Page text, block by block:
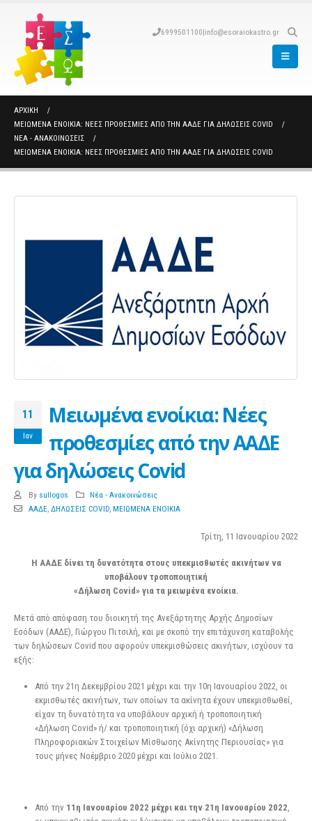
6999501100|info@esoraiokastro.gr
ΑΡΧΙΚΉ
ΜΕΙΩΜΈΝΑ ΕΝΟΊΚΙΑ: ΝΈΕΣ ΠΡΟΘΕΣΜΊΕΣ ΑΠΌ ΤΗΝ ΑΑΔΕ ΓΙΑ ΔΗΛΏΣΕΙΣ COVID
ΝΈΑ - ΑΝΑΚΟΙΝΏΣΕΙΣ
ΜΕΙΩΜΈΝΑ ΕΝΟΊΚΙΑ: ΝΈΕΣ ΠΡΟΘΕΣΜΊΕΣ ΑΠΌ ΤΗΝ ΑΑΔΕ ΓΙΑ ΔΗΛΏΣΕΙΣ COVID
11
Ιαν
Μειωμένα ενοίκια: Νέες
προθεσμίες από την ΑΑΔΕ
για δηλώσεις Covid
By sullogos
Νέα - Ανακοινώσεις
ΑΑΔΕ, ΔΗΛΩΣΕΙΣ COVID, ΜΕΙΩΜΕΝΑ ΕΝΟΙΚΙΑ
Τρίτη, 11 Ιανουαρίου 2022
Η ΑΑΔΕ δίνει τη δυνατότητα στους υπεκμισθωτές ακινήτων να
υποβάλουν τροποποιητική
«Δήλωση Covid» για τα μειωμένα ενοίκια.
Μετά από απόφαση του διοικητή της Ανεξάρτητης Αρχής Δημοσίων
Εσόδων (ΑΑΔΕ), Γιώργου Πιτσιλή, και με σκοπό την επιτάχυνση καταβολής
των δηλώσεων Covid που αφορούν υπεκμισθώσεις ακινήτων, ισχύουν τα
εξής:
Από την 21η Δεκεμβρίου 2021 μέχρι και την 10η Ιανουαρίου 2022, οι
εκμισθωτές ακινήτων, των οποίων τα ακίνητα έχουν υπεκμισθωθεί,
είχαν τη δυνατότητα να υποβάλουν αρχική ή τροποποιητική
«Δήλωση Covid» ή/ και τροποποιητική (όχι αρχική) «Δήλωση
Πληροφοριακών Στοιχείων Μίσθωσης Ακίνητης Περιουσίας» για
τους μήνες Νοέμβριο 2020 μέχρι και Ιούλιο 2021.
Από την 11η Ιανουαρίου 2022 μέχρι και την 21η Ιανουαρίου 2022